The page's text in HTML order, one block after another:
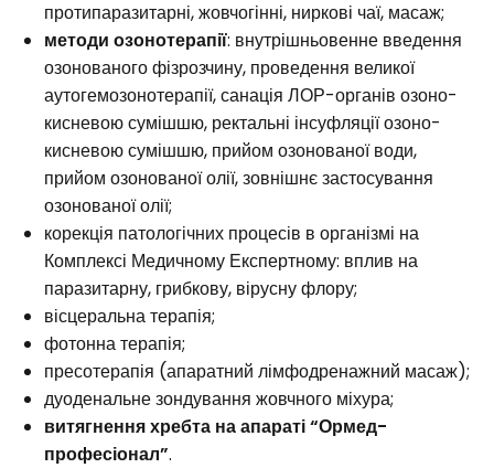
протипаразитарні, жовчогінні, ниркові чаї, масаж;
методи озонотерапії: внутрішньовенне введення
озонованого фізрозчину, проведення великої
аутогемозонотерапії, санація ЛОР-органів озоно-
кисневою сумішшю, ректальні інсуфляції озоно-
кисневою сумішшю, прийом озонованої води,
прийом озонованої олії, зовнішнє застосування
озонованої олії;
корекція патологічних процесів в організмі на
Комплексі Медичному Експертному: вплив на
паразитарну, грибкову, вірусну флору;
вісцеральна терапія;
фотонна терапія;
пресотерапія (апаратний лімфодренажний масаж);
дуоденальне зондування жовчного міхура;
витягнення хребта на апараті “Ормед-
професіонал”.